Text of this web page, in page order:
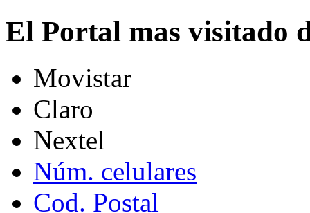
El Portal mas visitado
Movistar
Claro
Nextel
Núm. celulares
Cod. Postal